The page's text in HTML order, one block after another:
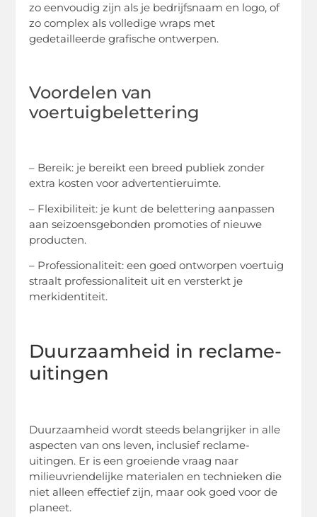
zo eenvoudig zijn als je bedrijfsnaam en logo, of
zo complex als volledige wraps met
gedetailleerde grafische ontwerpen.
Voordelen van
voertuigbelettering
– Bereik: je bereikt een breed publiek zonder
extra kosten voor advertentieruimte.
– Flexibiliteit: je kunt de belettering aanpassen
aan seizoensgebonden promoties of nieuwe
producten.
– Professionaliteit: een goed ontworpen voertuig
straalt professionaliteit uit en versterkt je
merkidentiteit.
Duurzaamheid in reclame-
uitingen
Duurzaamheid wordt steeds belangrijker in alle
aspecten van ons leven, inclusief reclame-
uitingen. Er is een groeiende vraag naar
milieuvriendelijke materialen en technieken die
niet alleen effectief zijn, maar ook goed voor de
planeet.